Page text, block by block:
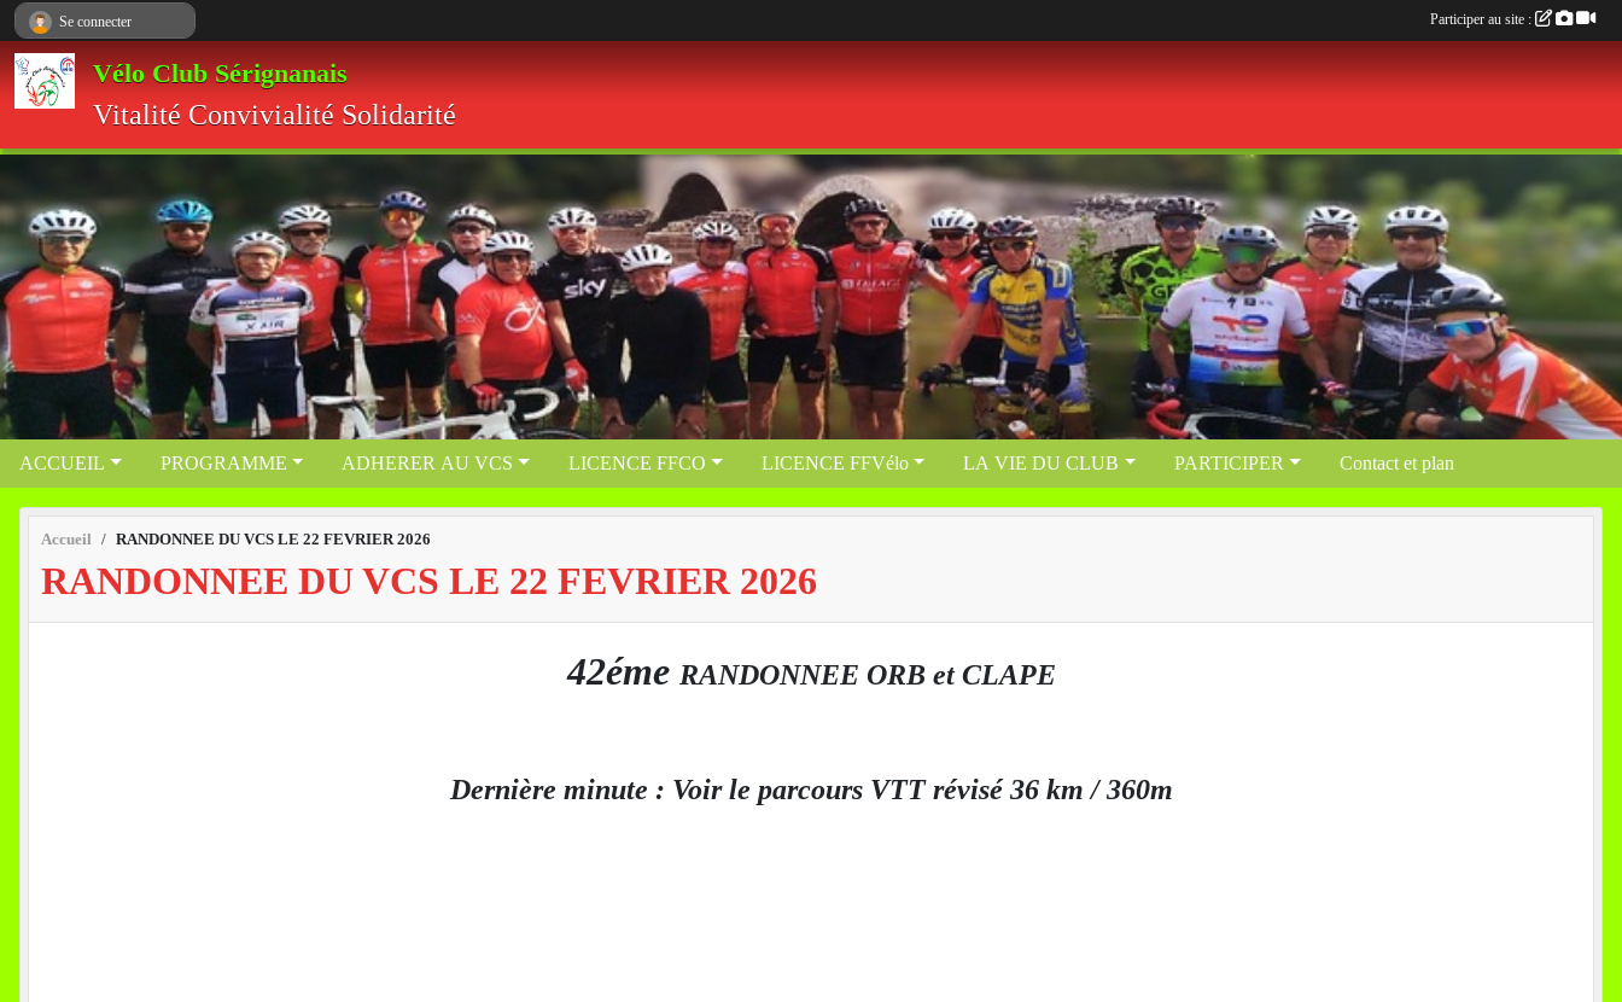
Vélo Club Sérignanais
Vitalité Convivialité Solidarité
ACCUEIL PROGRAMME ADHERER AU VCS LICENCE FFCO LICENCE FFVélo LA VIE DU CLUB PARTICIPER Contact et plan
Accueil RANDONNEE DU VCS LE 22 FEVRIER 2026
RANDONNEE DU VCS LE 22 FEVRIER 2026
42éme RANDONNEE ORB et CLAPE
Dernière minute : Voir le parcours VTT révisé 36 km / 360m
Se connecter Participer au site :
Panneau de gestion des cookies